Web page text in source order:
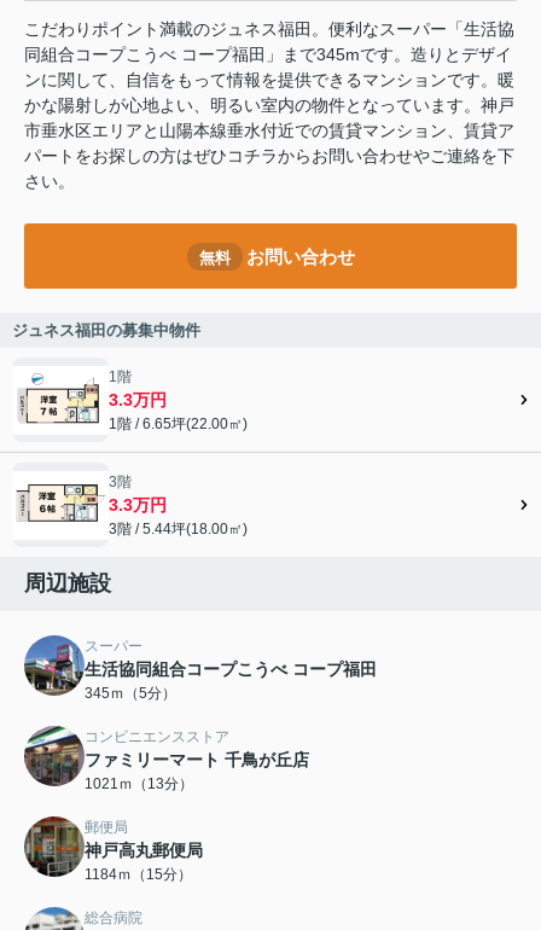
こだわりポイント満載のジュネス福田。便利なスーパー「生活協
同組合コープこうべ コープ福田」まで345mです。造りとデザイ
ンに関して、自信をもって情報を提供できるマンションです。暖
かな陽射しが心地よい、明るい室内の物件となっています。神戸
市垂水区エリアと山陽本線垂水付近での賃貸マンション、賃貸ア
パートをお探しの方はぜひコチラからお問い合わせやご連絡を下
さい。
無料 お問い合わせ
ジュネス福田の募集中物件
1階
3.3万円
1階 / 6.65坪(22.00㎡)
3階
3.3万円
3階 / 5.44坪(18.00㎡)
周辺施設
スーパー
生活協同組合コープこうべ コープ福田
345ｍ（5分）
コンビニエンスストア
ファミリーマート 千鳥が丘店
1021ｍ（13分）
郵便局
神戸高丸郵便局
1184ｍ（15分）
総合病院